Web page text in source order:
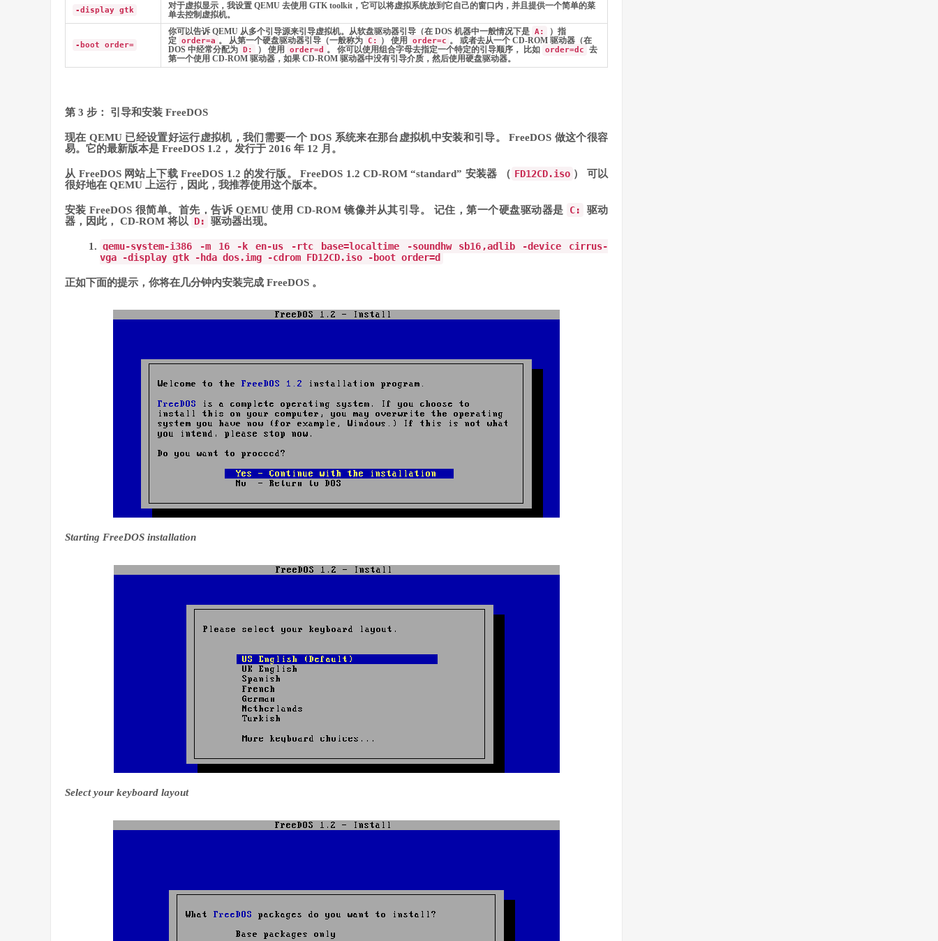
-display gtk
对于虚拟显示，我设置 QEMU 去使用 GTK toolkit，它可以将虚拟系统放到它自己的窗口内，并且提供一个简单的菜
单去控制虚拟机。
-boot order=
你可以告诉 QEMU 从多个引导源来引导虚拟机。从软盘驱动器引导（在 DOS 机器中一般情况下是 A:
）指
定 order=a 。 从第一个硬盘驱动器引导（一般称为 C: ） 使用 order=c 。 或者去从一个 CD-ROM 驱动器（在
DOS 中经常分配为
D: ） 使用 order=d 。 你可以使用组合字母去指定一个特定的引导顺序， 比如 order=dc
去
第一个使用 CD-ROM 驱动器，如果 CD-ROM 驱动器中没有引导介质，然后使用硬盘驱动器。
第 3 步： 引导和安装 FreeDOS
现在 QEMU 已经设置好运行虚拟机，我们需要一个 DOS 系统来在那台虚拟机中安装和引导。 FreeDOS 做这个很容
易。它的最新版本是 FreeDOS 1.2， 发行于 2016 年 12 月。
从 FreeDOS 网站上下载 FreeDOS 1.2 的发行版。 FreeDOS 1.2 CD-ROM “standard” 安装器 （ FD12CD.iso ） 可以
很好地在 QEMU 上运行，因此，我推荐使用这个版本。
安装 FreeDOS 很简单。首先，告诉 QEMU 使用 CD-ROM 镜像并从其引导。 记住，第一个硬盘驱动器是 C:
驱动
器，因此， CD-ROM 将以 D: 驱动器出现。
qemu-system-i386 -m 16 - k en-us -rtc base=localtime -soundhw sb16 ,adlib -device cirrus-
vga
-display gtk - hda dos.img -cdrom FD12CD.iso - boot order=d
正如下面的提示，你将在几分钟内安装完成 FreeDOS 。
Starting FreeDOS installation
Select your keyboard layout